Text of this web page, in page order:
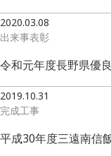
2020.03.08
出来事表彰
令和元年度長野県優
2019.10.31
完成工事
平成30年度三遠南信